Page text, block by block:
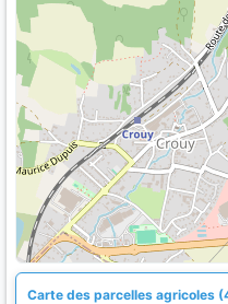
Carte des parcelles agricoles